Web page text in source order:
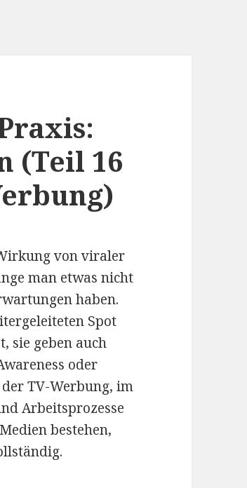
(Teil 16
von viraler
man etwas nicht
haben.
Spot
sie geben auch
oder
TV-Werbung, im
Arbeitsprozesse
bestehen,